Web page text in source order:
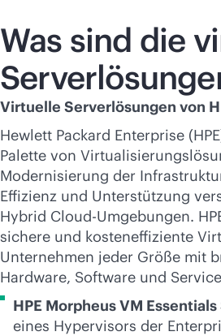
Was sind die
Virtuelle Serverlösungen von
Hewlett Packard Enterprise
Palette von
Modernisierung der
Effizienz und Unterstützung
Hybrid Cloud-Umgebungen.
sichere und kosteneffiziente
Unternehmen jeder Größe mit
Hardware, Software und
HPE Morpheus VM
eines Hypervisors der